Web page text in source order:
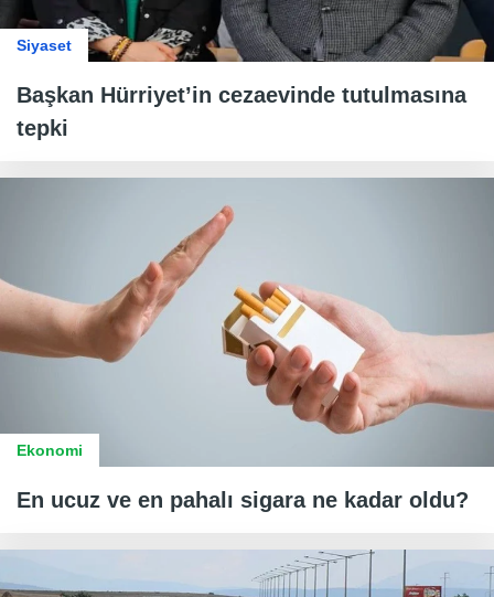
Siyaset
Başkan Hürriyet’in cezaevinde tutulmasına
tepki
Ekonomi
En ucuz ve en pahalı sigara ne kadar oldu?